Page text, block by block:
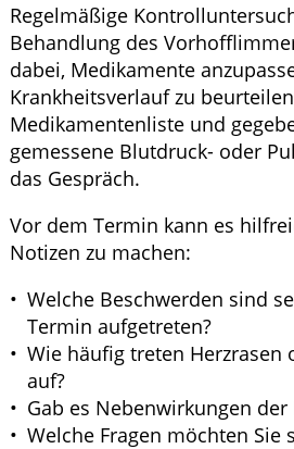
Regelmäßige
Behandlung des
dabei, Medikamente
Krankheitsverlauf zu
Medikamentenliste und
gemessene Blutdruck- oder
das Gespräch.
Vor dem Termin kann es
Notizen zu machen:
Welche Beschwerden sind
Termin aufgetreten?
Wie häufig treten Herzrasen
auf?
Gab es Nebenwirkungen
Welche Fragen möchten Sie